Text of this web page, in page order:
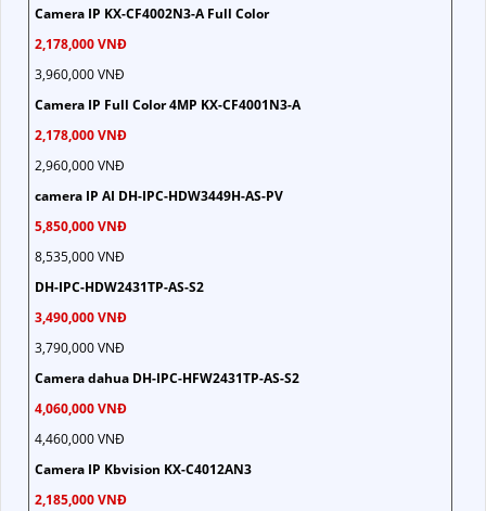
Camera IP KX-CF4002N3-A Full Color
2,178,000 VNĐ
3,960,000 VNĐ
Camera IP Full Color 4MP KX-CF4001N3-A
2,178,000 VNĐ
2,960,000 VNĐ
camera IP AI DH-IPC-HDW3449H-AS-PV
5,850,000 VNĐ
8,535,000 VNĐ
DH-IPC-HDW2431TP-AS-S2
3,490,000 VNĐ
3,790,000 VNĐ
Camera dahua DH-IPC-HFW2431TP-AS-S2
4,060,000 VNĐ
4,460,000 VNĐ
Camera IP Kbvision KX-C4012AN3
2,185,000 VNĐ